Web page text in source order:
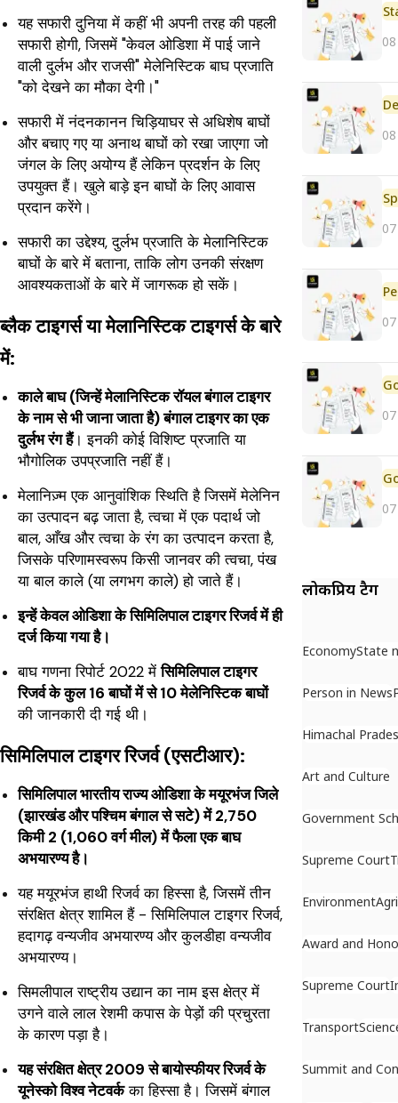
यह सफारी दुनिया में कहीं भी अपनी तरह की पहली
सफारी होगी, जिसमें "केवल ओडिशा में पाई जाने
वाली दुर्लभ और राजसी" मेलेनिस्टिक बाघ प्रजाति
"को देखने का मौका देगी।"
सफारी में नंदनकानन चिड़ियाघर से अधिशेष बाघों
और बचाए गए या अनाथ बाघों को रखा जाएगा जो
जंगल के लिए अयोग्य हैं लेकिन प्रदर्शन के लिए
उपयुक्त हैं। खुले बाड़े इन बाघों के लिए आवास
प्रदान करेंगे।
सफारी का उद्देश्य, दुर्लभ प्रजाति के मेलानिस्टिक
बाघों के बारे में बताना, ताकि लोग उनकी संरक्षण
आवश्यकताओं के बारे में जागरूक हो सकें।
ब्लैक टाइगर्स या मेलानिस्टिक टाइगर्स के बारे
में:
काले बाघ (जिन्हें मेलानिस्टिक रॉयल बंगाल टाइगर
के नाम से भी जाना जाता है) बंगाल टाइगर का एक
दुर्लभ रंग हैं। इनकी कोई विशिष्ट प्रजाति या
भौगोलिक उपप्रजाति नहीं हैं।
मेलानिज़्म एक आनुवांशिक स्थिति है जिसमें मेलेनिन
का उत्पादन बढ़ जाता है, त्वचा में एक पदार्थ जो
बाल, आँख और त्वचा के रंग का उत्पादन करता है,
जिसके परिणामस्वरूप किसी जानवर की त्वचा, पंख
या बाल काले (या लगभग काले) हो जाते हैं।
इन्हें केवल ओडिशा के सिमिलिपाल टाइगर रिजर्व में ही
दर्ज किया गया है।
बाघ गणना रिपोर्ट 2022 मेंसिमिलिपाल टाइगर
रिजर्व के कुल 16 बाघों में से 10 मेलेनिस्टिक बाघों
की जानकारी दी गई थी।
सिमिलिपाल टाइगर रिजर्व (एसटीआर):
सिमिलिपाल भारतीय राज्य ओडिशा के मयूरभंज जिले
(झारखंड और पश्चिम बंगाल से सटे) में 2,750
किमी 2 (1,060 वर्ग मील) में फैला एक बाघ
अभयारण्य है।
यह मयूरभंज हाथी रिजर्व का हिस्सा है, जिसमें तीन
संरक्षित क्षेत्र शामिल हैं - सिमिलिपाल टाइगर रिजर्व,
हदागढ़ वन्यजीव अभयारण्य और कुलडीहा वन्यजीव
अभयारण्य।
सिमलीपाल राष्ट्रीय उद्यान का नाम इस क्षेत्र में
उगने वाले लाल रेशमी कपास के पेड़ों की प्रचुरता
के कारण पड़ा है।
यह संरक्षित क्षेत्र 2009 से बायोस्फीयर रिजर्व के
यूनेस्को विश्व नेटवर्कका हिस्सा है। जिसमें बंगाल
लोकप्रिय टैग
EconomyState
Person in News
Himachal
Art and Culture
Government
Supreme Court
Environment
Award and
Supreme Court
Transport
Summit and